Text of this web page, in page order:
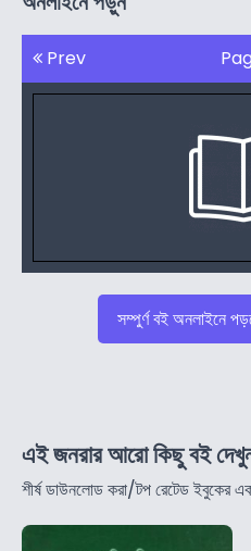
Prev
সম্পুর্ণ বই অনলাইনে
এই জনরার আরো কিছু বই
শীর্ষ ডাউনলোড করা/টপ রেটেড ইবুকের